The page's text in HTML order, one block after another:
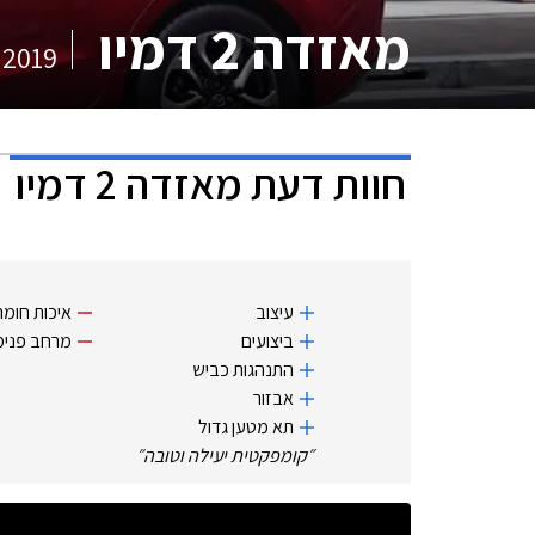
מאזדה 2 דמיו 2019
חוות דעתמאזדה 2 דמיו
עיצוב
ביצועים
התנהגות כביש
אבזור
תא מטען גדול
איכות
מרחב
״קומפקטית יעילה וטובה״